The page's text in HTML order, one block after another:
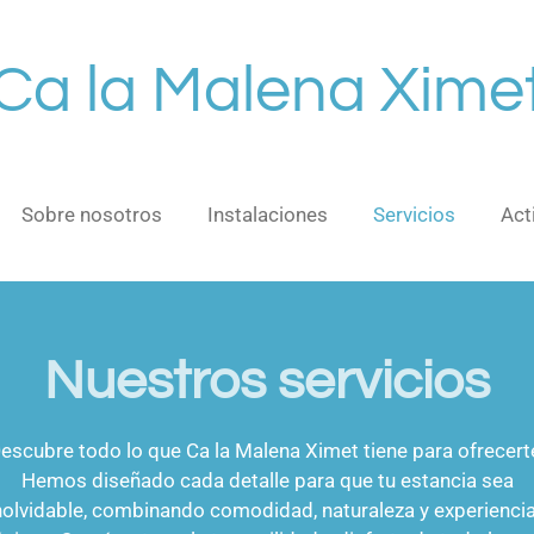
la Malena
Sobre nosotros Instalaciones Servicios
Nuestros servicios
todo lo que Ca la Malena Ximet tiene para
Hemos diseñado cada detalle para que tu estancia sea
combinando comodidad, naturaleza y